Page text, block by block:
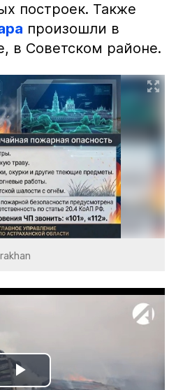
построек. Также
произошли в
в Советском районе.